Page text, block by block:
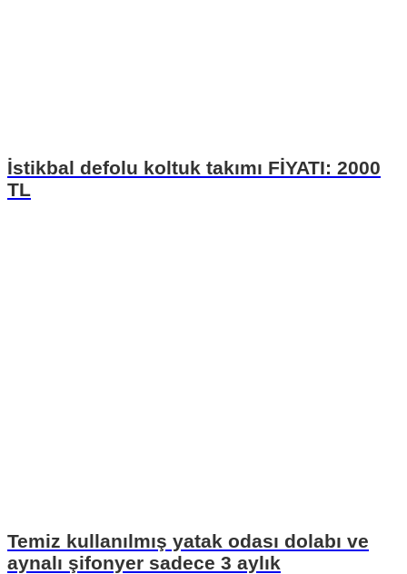
İstikbal defolu koltuk takımı FİYATI: 2000
TL
Temiz kullanılmış yatak odası dolabı ve
aynalı şifonyer sadece 3 aylık